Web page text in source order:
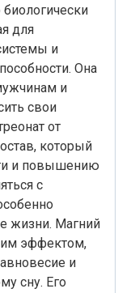
для
и
Она
и
свои
от
который
и повышению
с
жизни. Магний
эффектом,
и
сну. Его